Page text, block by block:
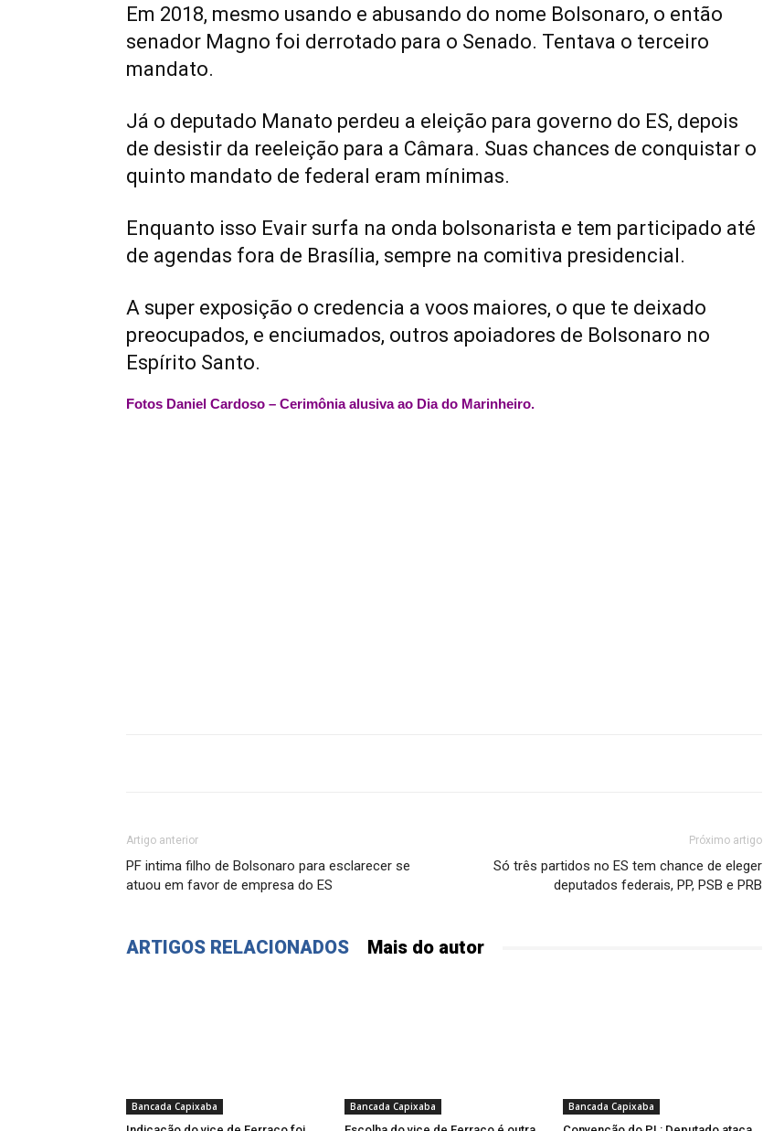
Em 2018, mesmo usando e abusando do nome Bolsonaro, o então
senador Magno foi derrotado para o Senado. Tentava o terceiro
mandato.
Já o deputado Manato perdeu a eleição para governo do ES, depois
de desistir da reeleição para a Câmara. Suas chances de conquistar o
quinto mandato de federal eram mínimas.
Enquanto isso Evair surfa na onda bolsonarista e tem participado até
de agendas fora de Brasília, sempre na comitiva presidencial.
A super exposição o credencia a voos maiores, o que te deixado
preocupados, e enciumados, outros apoiadores de Bolsonaro no
Espírito Santo.
Fotos Daniel Cardoso – Cerimônia alusiva ao Dia do Marinheiro.
Artigo anterior
PF intima filho de Bolsonaro para esclarecer se
atuou em favor de empresa do ES
Próximo artigo
Só três partidos no ES tem chance de eleger
deputados federais, PP, PSB e PRB
ARTIGOS RELACIONADOS Mais do autor
Bancada Capixaba Bancada Capixaba Bancada Capixaba